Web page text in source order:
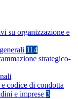
su organizzazione e
114
strategico-
codice di condotta
e imprese 3